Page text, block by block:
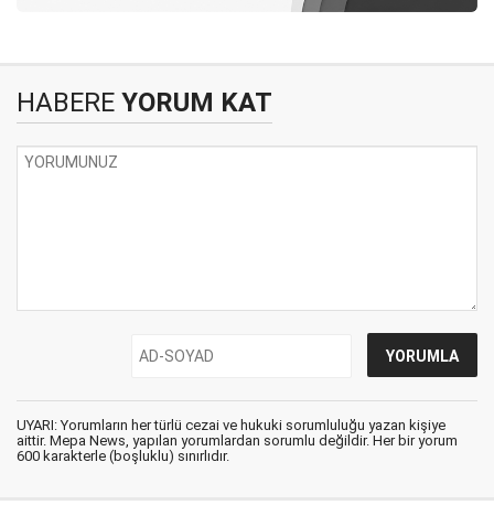
HABERE YORUM KAT
UYARI: Yorumların her türlü cezai ve hukuki sorumluluğu yazan kişiye
aittir. Mepa News, yapılan yorumlardan sorumlu değildir. Her bir yorum
600 karakterle (boşluklu) sınırlıdır.